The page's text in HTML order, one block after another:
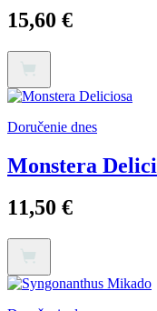
15,60 €
Doručenie dnes
Monstera
11,50 €